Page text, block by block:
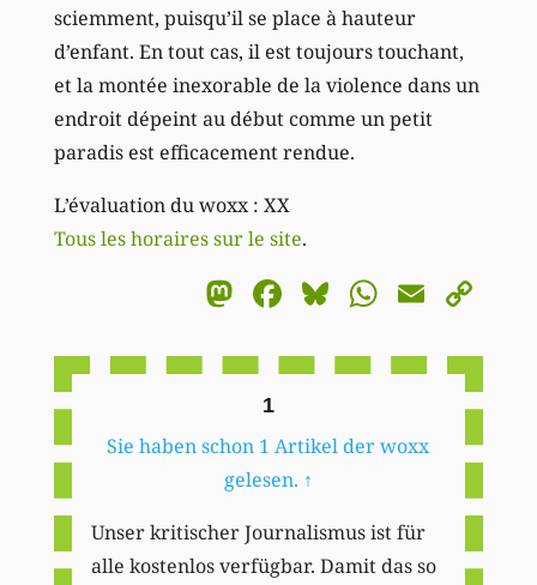
sciemment, puisqu’il se place à hauteur
d’enfant. En tout cas, il est toujours touchant,
et la montée inexorable de la violence dans un
endroit dépeint au début comme un petit
paradis est efficacement rendue.
L’évaluation du woxx : XX
Tous les horaires sur le site.
Mastodon
Facebook
BlueskyEmail
1
Sie haben schon 1 Artikel der woxx
gelesen. ↑
Unser kritischer Journalismus ist für
alle kostenlos verfügbar. Damit das so